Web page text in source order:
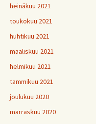
heinäkuu 2021
toukokuu 2021
huhtikuu 2021
maaliskuu 2021
helmikuu 2021
tammikuu 2021
joulukuu 2020
marraskuu 2020